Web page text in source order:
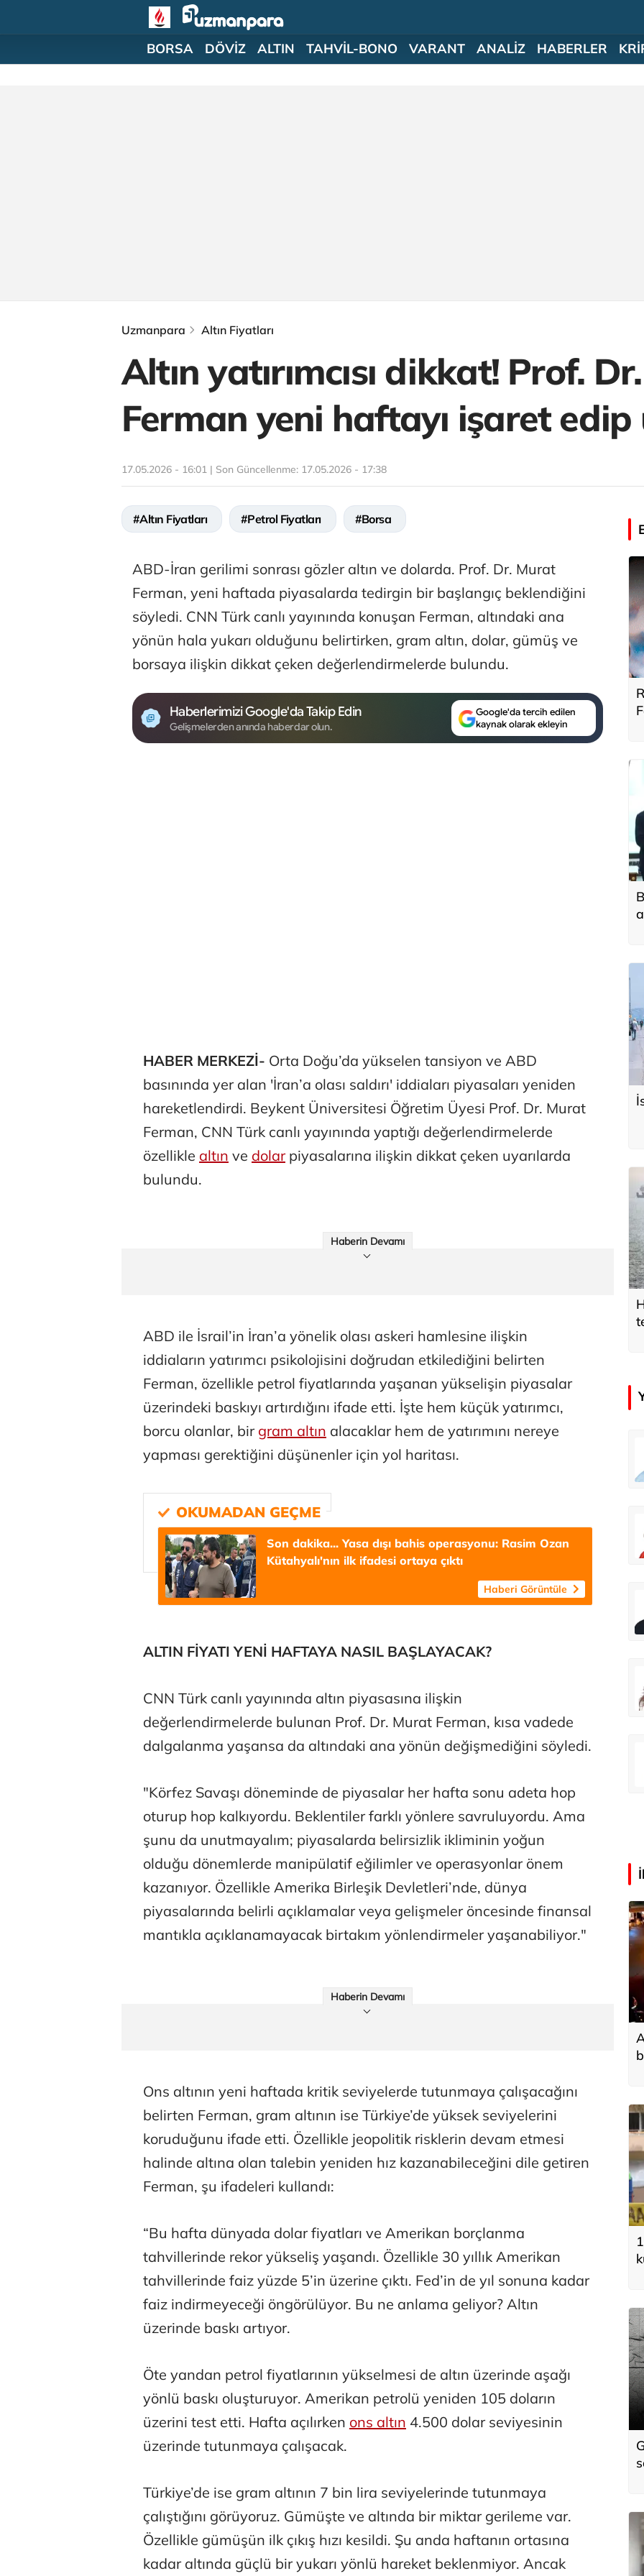
BORSA DÖVİZ ALTIN TAHVİL-BONO VARANT ANALİZ HABERLER
Uzmanpara Altın Fiyatları
Altın yatırımcısı dikkat! Prof.
Ferman yeni haftayı işaret edip
17.05.2026 - 16:01 | Son Güncellenme: 17.05.2026 - 17:38
#Altın Fiyatları #Petrol Fiyatları #Borsa
ABD-İran gerilimi sonrası gözler altın ve dolarda. Prof. Dr. Murat
Ferman, yeni haftada piyasalarda tedirgin bir başlangıç beklendiğini
söyledi. CNN Türk canlı yayınında konuşan Ferman, altındaki ana
yönün hala yukarı olduğunu belirtirken, gram altın, dolar, gümüş ve
borsaya ilişkin dikkat çeken değerlendirmelerde bulundu.
Haberlerimizi Google'da Takip Edin
Gelişmelerden anında haberdar olun.
Google'da tercih edilen
kaynak olarak ekleyin
HABER MERKEZİ- Orta Doğu’da yükselen tansiyon ve ABD
basınında yer alan 'İran’a olası saldırı' iddiaları piyasaları yeniden
hareketlendirdi. Beykent Üniversitesi Öğretim Üyesi Prof. Dr. Murat
Ferman, CNN Türk canlı yayınında yaptığı değerlendirmelerde
özellikle altın ve dolarpiyasalarına ilişkin dikkat çeken uyarılarda
bulundu.
Haberin Devamı
ABD ile İsrail’in İran’a yönelik olası askeri hamlesine ilişkin
iddiaların yatırımcı psikolojisini doğrudan etkilediğini belirten
Ferman, özellikle petrol fiyatlarında yaşanan yükselişin piyasalar
üzerindeki baskıyı artırdığını ifade etti. İşte hem küçük yatırımcı,
borcu olanlar, bir gram altın alacaklar hem de yatırımını nereye
yapması gerektiğini düşünenler için yol haritası.
Son dakika... Yasa dışı bahis operasyonu: Rasim Ozan
Kütahyalı'nın ilk ifadesi ortaya çıktı
Haberi Görüntüle
ALTIN FİYATI YENİ HAFTAYA NASIL BAŞLAYACAK?
CNN Türk canlı yayınında altın piyasasına ilişkin
değerlendirmelerde bulunan Prof. Dr. Murat Ferman, kısa vadede
dalgalanma yaşansa da altındaki ana yönün değişmediğini söyledi.
"Körfez Savaşı döneminde de piyasalar her hafta sonu adeta hop
oturup hop kalkıyordu. Beklentiler farklı yönlere savruluyordu. Ama
şunu da unutmayalım; piyasalarda belirsizlik ikliminin yoğun
olduğu dönemlerde manipülatif eğilimler ve operasyonlar önem
kazanıyor. Özellikle Amerika Birleşik Devletleri’nde, dünya
piyasalarında belirli açıklamalar veya gelişmeler öncesinde finansal
mantıkla açıklanamayacak birtakım yönlendirmeler yaşanabiliyor."
Haberin Devamı
Ons altının yeni haftada kritik seviyelerde tutunmaya çalışacağını
belirten Ferman, gram altının ise Türkiye’de yüksek seviyelerini
koruduğunu ifade etti. Özellikle jeopolitik risklerin devam etmesi
halinde altına olan talebin yeniden hız kazanabileceğini dile getiren
Ferman, şu ifadeleri kullandı:
“Bu hafta dünyada dolar fiyatları ve Amerikan borçlanma
tahvillerinde rekor yükseliş yaşandı. Özellikle 30 yıllık Amerikan
tahvillerinde faiz yüzde 5’in üzerine çıktı. Fed’in de yıl sonuna kadar
faiz indirmeyeceği öngörülüyor. Bu ne anlama geliyor? Altın
üzerinde baskı artıyor.
Öte yandan petrol fiyatlarının yükselmesi de altın üzerinde aşağı
yönlü baskı oluşturuyor. Amerikan petrolü yeniden 105 doların
üzerini test etti. Hafta açılırken ons altın 4.500 dolar seviyesinin
üzerinde tutunmaya çalışacak.
Türkiye’de ise gram altının 7 bin lira seviyelerinde tutunmaya
çalıştığını görüyoruz. Gümüşte ve altında bir miktar gerileme var.
Özellikle gümüşün ilk çıkış hızı kesildi. Şu anda haftanın ortasına
kadar altında güçlü bir yukarı yönlü hareket beklenmiyor. Ancak
Belma Akçura
Adaletin önünde 33 yıllık karanlık
Zeynep İşman
Açık havada oyun uyku kadar gerekli
Abbas Güçlü
Ali Eyüboğlu